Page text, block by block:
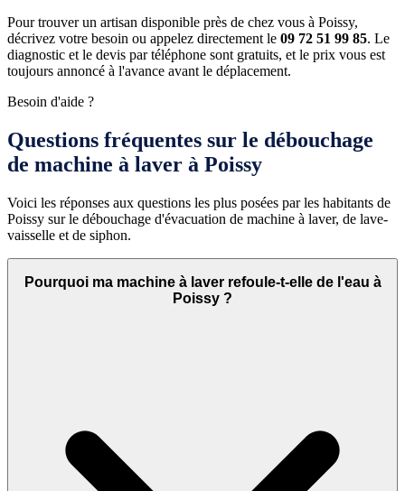
Pour trouver un artisan disponible près de chez vous à Poissy,
décrivez votre besoin ou appelez directement le 09 72 51 99 85. Le
diagnostic et le devis par téléphone sont gratuits, et le prix vous est
toujours annoncé à l'avance avant le déplacement.
Besoin d'aide ?
Questions fréquentes sur le débouchage
de machine à laver à Poissy
Voici les réponses aux questions les plus posées par les habitants de
Poissy sur le débouchage d'évacuation de machine à laver, de lave-
vaisselle et de siphon.
Pourquoi ma machine à laver refoule-t-elle de l'eau à
Poissy ?